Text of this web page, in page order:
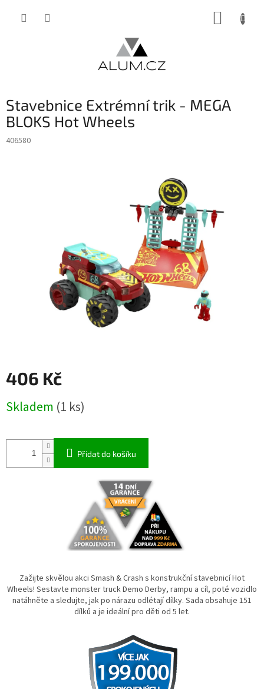
Stavebnice Extrémní trik - MEGA
BLOKS Hot Wheels
406580
406 Kč
cena:
Skladem (1 ks)
Přidat do košíku
Zažijte skvělou akci Smash & Crash s konstrukční stavebnicí Hot
Wheels! Sestavte monster truck Demo Derby, rampu a cíl, poté vozidlo
natáhněte a sledujte, jak po nárazu odlétají dílky. Sada obsahuje 151
dílků a je ideální pro děti od 5 let.